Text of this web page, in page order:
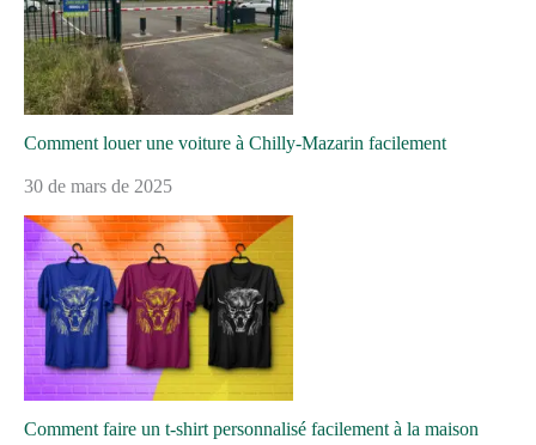
Comment louer une voiture à Chilly-Mazarin facilement
30 de mars de 2025
Comment faire un t-shirt personnalisé facilement à la maison